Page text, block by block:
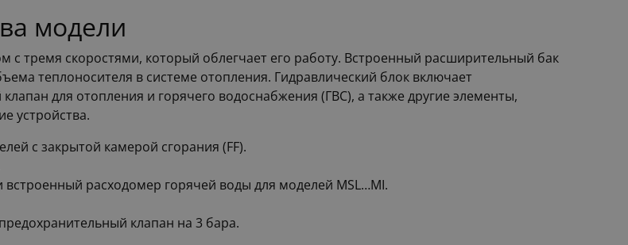
модели
с тремя скоростями, который облегчает его работу. Встроенный расширительный бак
теплоносителя в системе отопления. Гидравлический блок включает
для отопления и горячего водоснабжения (ГВС), а также другие элементы,
устройства.
с закрытой камерой сгорания (FF).
расходомер горячей воды для моделей MSL…MI.
клапан на 3 бара.